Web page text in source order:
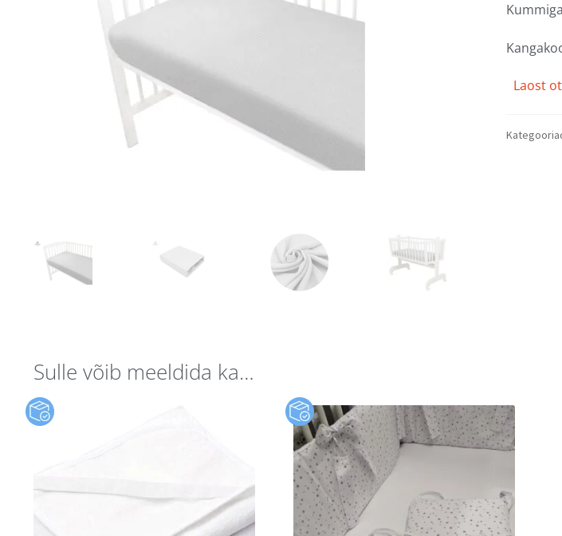
Laost
Sulle võib meeldida ka…